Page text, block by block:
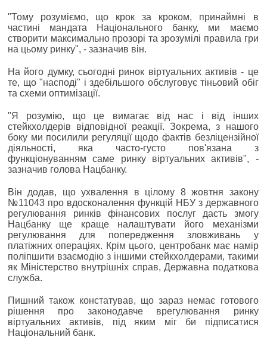
"Тому розуміємо, що крок за кроком, принаймні в
частині мандата Національного банку, ми маємо
створити максимально прозорі та зрозумілі правила гри
на цьому ринку", - зазначив він.
На його думку, сьогодні ринок віртуальних активів - це
те, що "насподі" і здебільшого обслуговує тіньовий обіг
та схеми оптимізації.
"Я розумію, що це вимагає від нас і від інших
стейкхолдерів відповідної реакції. Зокрема, з нашого
боку ми посилили регуляції щодо фактів безліцензійної
діяльності, яка часто-густо пов'язана з
функціонуванням саме ринку віртуальних активів", -
зазначив голова Нацбанку.
Він додав, що ухвалення в цілому 8 жовтня закону
№11043 про вдосконалення функцій НБУ з державного
регулювання ринків фінансових послуг дасть змогу
Нацбанку ще краще налаштувати його механізми
регулювання для попередження зловживань у
платіжних операціях. Крім цього, центробанк має намір
поліпшити взаємодію з іншими стейкхолдерами, такими
як Міністерство внутрішніх справ, Державна податкова
служба.
Пишний також констатував, що зараз немає готового
рішення про законодавче врегулювання ринку
віртуальних активів, під яким міг би підписатися
Національний банк.